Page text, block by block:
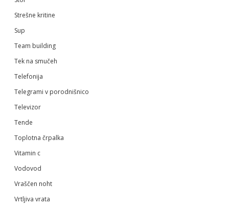
Strešne kritine
Sup
Team building
Tek na smučeh
Telefonija
Telegrami v porodnišnico
Televizor
Tende
Toplotna črpalka
Vitamin c
Vodovod
Vraščen noht
Vrtljiva vrata